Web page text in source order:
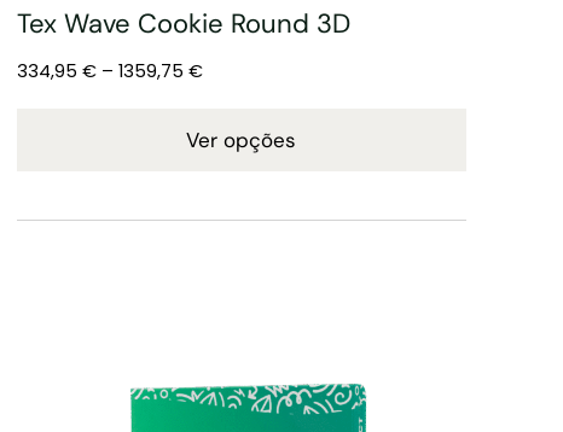
Tex Wave Cookie Round 3D
334,95 € – 1359,75 €
Ver opções